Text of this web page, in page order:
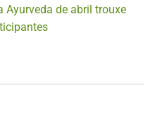
Ayurveda de abril trouxe